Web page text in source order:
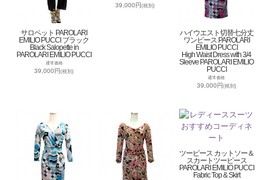
サロペット PAROLARI
EMILIO PUCCI ブラック
Black Salopette in
PAROLARI EMILIO PUCCI
通常価格
39,000円(税別)
39,000円(税別)
ハイウエスト切替七分丈
ワンピース PAROLARI
EMILIO PUCCI
High Waist Dress with 3/4
Sleeve PAROLARI EMILIO
PUCCI
通常価格
39,000円(税別)
ツーピース カットソー＆
スカートツーピース
PAROLARI EMILIO PUCCI
Fabric Top & Skirt